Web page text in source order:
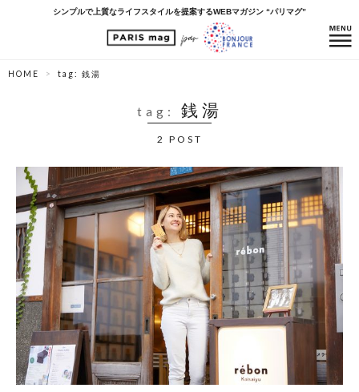
シンプルで上質なライフスタイルを提案するWEBマガジン “パリマグ”
HOME tag: 銭湯
tag: 銭湯
2 POST